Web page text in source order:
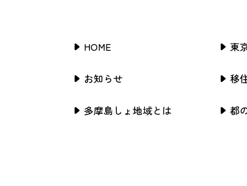
HOME
お知らせ
多摩島しょ地域とは
東
移
都